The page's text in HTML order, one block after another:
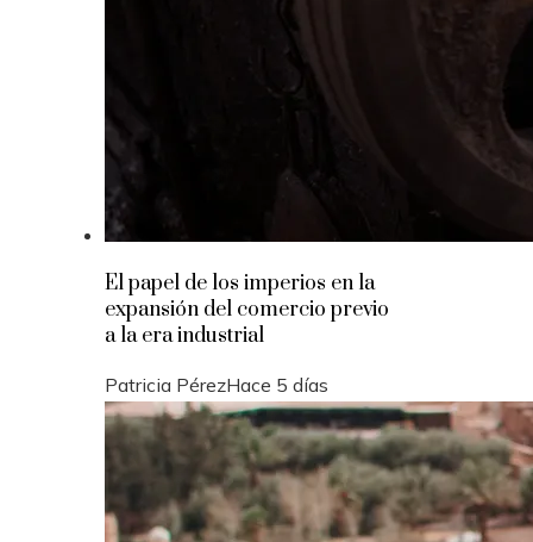
El papel de los imperios en la
expansión del comercio previo
a la era industrial
Patricia PérezHace 5 días